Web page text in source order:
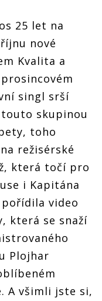
25 let na
nové
Kvalita a
singl srší
skupinou
toho
režisérské
která točí pro
i Kapitána
video
která se snaží
Plojhar
A všimli jste si,